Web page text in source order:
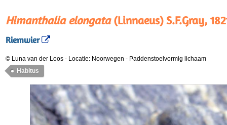
Himanthalia elongata(Linnaeus) S.F.Gray,
Riemwier
© Luna van der Loos - Locatie: Noorwegen - Paddenstoelvormig lichaam
Habitus